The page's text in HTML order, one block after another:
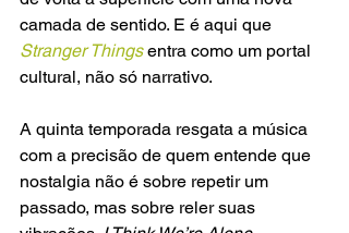
camada de sentido. E é aqui que
Stranger Things entra como um portal
cultural, não só narrativo.
A quinta temporada resgata a música
com a precisão de quem entende que
nostalgia não é sobre repetir um
passado, mas sobre reler suas